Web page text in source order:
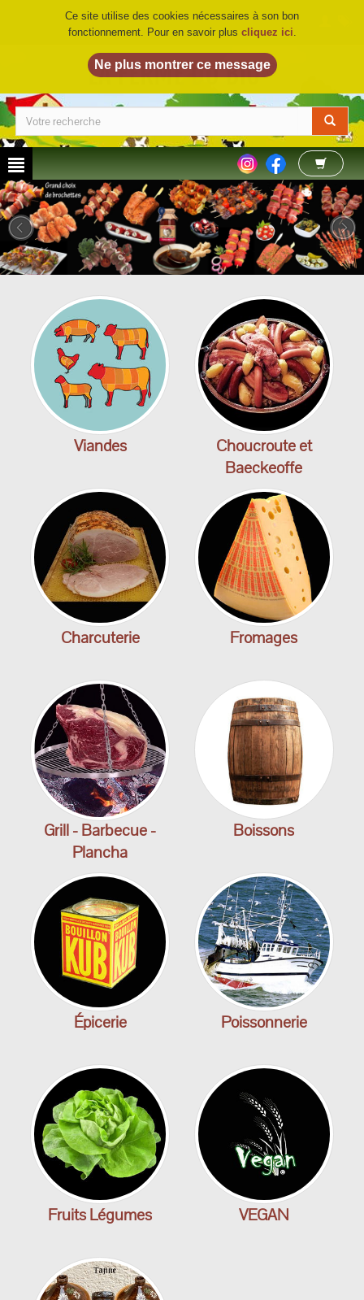
LA FERME DU BIO©
Viandes
Choucroute et
Baeckeoffe
Charcuterie Fromages
Grill - Barbecue -
Plancha
Boissons
Épicerie Poissonnerie
Fruits Légumes VEGAN
Ce site utilise des cookies nécessaires à son bon
fonctionnement. Pour en savoir plus cliquez ici.